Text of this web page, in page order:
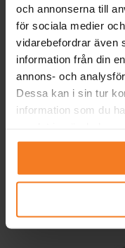
och annonserna till
för sociala medier
vidarebefordrar även
information från din
annons- och
Dessa kan i sin tur
information som du
60L
3 895,00kr exklusive